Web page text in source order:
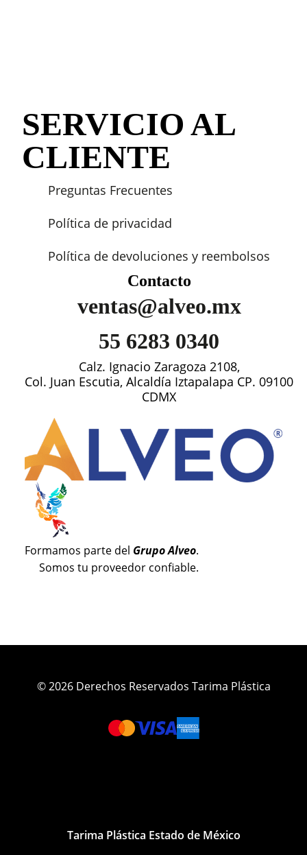
SERVICIO AL
CLIENTE
Preguntas Frecuentes
Política de privacidad
Política de devoluciones y reembolsos
Contacto
ventas@alveo.mx
55 6283 0340
Calz. Ignacio Zaragoza 2108,
Col. Juan Escutia, Alcaldía Iztapalapa CP. 09100
CDMX
Formamos parte del Grupo Alveo.
Somos tu proveedor confiable.
© 2026 Derechos Reservados Tarima Plástica
Tarima Plástica Estado de México